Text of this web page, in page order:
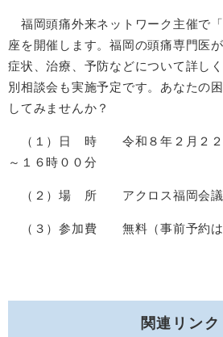
福岡頭痛外来ネットワーク主催で
座を開催します。福岡の頭痛専門医
症状、治療、予防などについて詳し
別相談会も実施予定です。あなたの
してみませんか？
（１）日 時 令和８年２月２２
～１６時００分
（２）場 所 アクロス福岡会議
（３）参加費 無料（事前予約は
関連リンク